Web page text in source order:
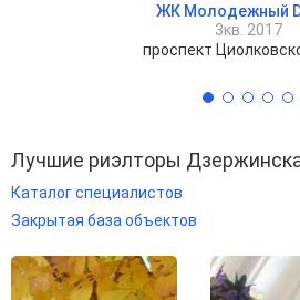
ЖК Молодежный
3кв. 2017
проспект
Лучшие риэлторы
Каталог специалистов
Закрытая база объектов